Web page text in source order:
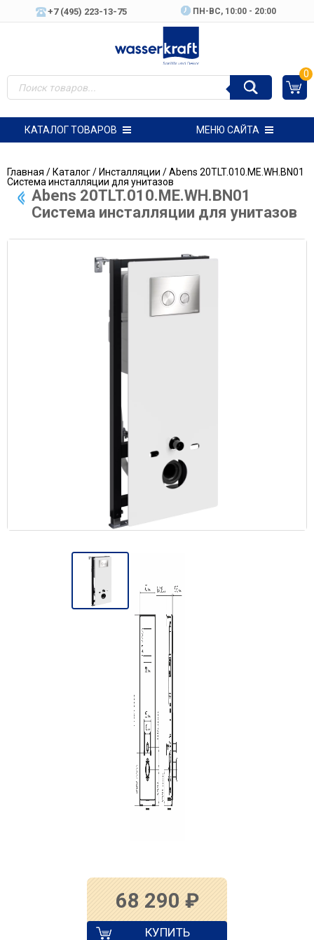
+7 (495) 223-13-75 ПН-ВC, 10:00 - 20:00
0
КАТАЛОГ ТОВАРОВ МЕНЮ САЙТА
Главная /Каталог/Инсталляции / Abens 20TLT.010.ME.WH.BN01
Система инсталляции для унитазов
Abens 20TLT.010.ME.WH.BN01
Система инсталляции для унитазов
68 290 ₽
КУПИТЬ